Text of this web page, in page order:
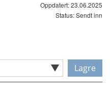
Oppdatert: 23.06.2025
Status: Sendt inn
Lagre